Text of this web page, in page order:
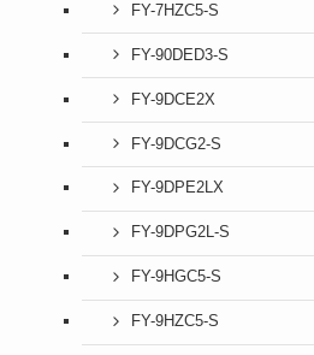
FY-7HZC5-S
FY-90DED3-S
FY-9DCE2X
FY-9DCG2-S
FY-9DPE2LX
FY-9DPG2L-S
FY-9HGC5-S
FY-9HZC5-S